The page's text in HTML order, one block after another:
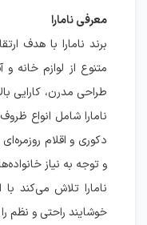
معرفی نامارا
برند نامارا با هدف
متنوع از لوازم خانه و
طراحی مدرن، کارایی
نامارا شامل انواع
دکوری و اقلام
و توجه به نیاز
نامارا تلاش می‌کند
خوشایند راحتی و نظم را